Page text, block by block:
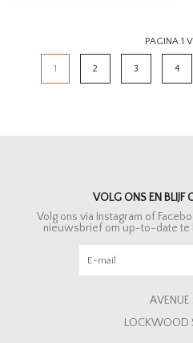
PAGINA 1
1 2 3 4
VOLG ONS EN BLIJF
Volg ons via Instagram of
nieuwsbrief om up-to-date te
AVENUE
LOCKWOOD